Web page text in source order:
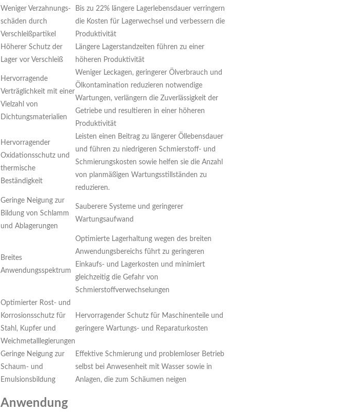
Weniger Verzahnungs-
schäden durch
Verschleißpartikel
Bis zu 22% längere Lagerlebensdauer verringern
die Kosten für Lagerwechsel und verbessern die
Produktivität
Höherer Schutz der
Lager vor Verschleiß
Längere Lagerstandzeiten führen zu einer
höheren Produktivität
Hervorragende
Verträglichkeit mit einer
Vielzahl von
Dichtungsmaterialien
Weniger Leckagen, geringerer Ölverbrauch und
Ölkontamination reduzieren notwendige
Wartungen, verlängern die Zuverlässigkeit der
Getriebe und resultieren in einer höheren
Produktivität
Hervorragender
Oxidationsschutz und
thermische
Beständigkeit
Leisten einen Beitrag zu längerer Öllebensdauer
und führen zu niedrigeren Schmierstoff- und
Schmierungskosten sowie helfen sie die Anzahl
von planmäßigen Wartungsstillständen zu
reduzieren.
Geringe Neigung zur
Bildung von Schlamm
und Ablagerungen
Sauberere Systeme und geringerer
Wartungsaufwand
Breites
Anwendungsspektrum
Optimierte Lagerhaltung wegen des breiten
Anwendungsbereichs führt zu geringeren
Einkaufs- und Lagerkosten und minimiert
gleichzeitig die Gefahr von
Schmierstoffverwechselungen
Optimierter Rost- und
Korrosionsschutz für
Stahl, Kupfer und
Weichmetalllegierungen
Hervorragender Schutz für Maschinenteile und
geringere Wartungs- und Reparaturkosten
Geringe Neigung zur
Schaum- und
Emulsionsbildung
Effektive Schmierung und problemloser Betrieb
selbst bei Anwesenheit mit Wasser sowie in
Anlagen, die zum Schäumen neigen
Anwendung